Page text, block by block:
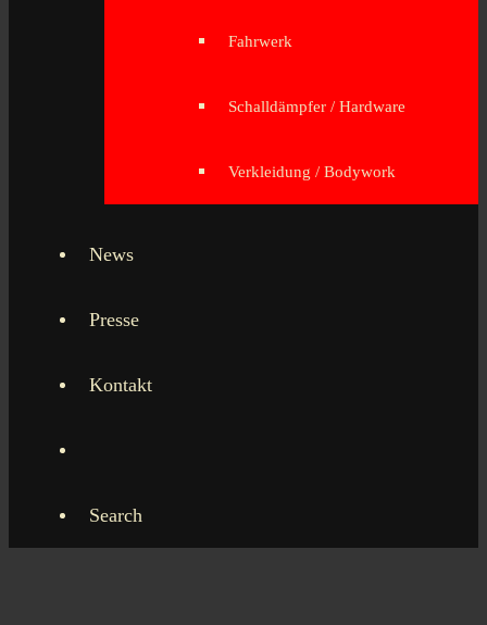
Fahrwerk
Schalldämpfer / Hardware
Verkleidung / Bodywork
News
Presse
Kontakt
Search